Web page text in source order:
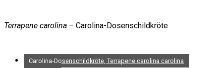
Terrapene carolina – Carolina-Dosenschildkröte
Carolina-Dosenschildkröte, Terrapene carolina carolina